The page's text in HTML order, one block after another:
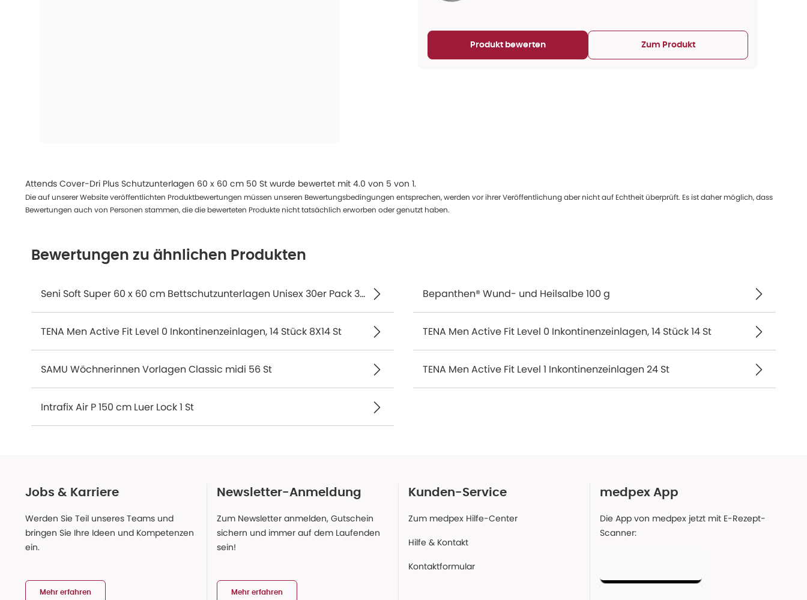
Aktualisieren...
Produkt bewerten Zum Produkt
Attends Cover-Dri Plus Schutzunterlagen 60 x 60 cm 50 St wurde bewertet mit 4.0 von 5 von 1.
Die auf unserer Website veröffentlichten Produktbewertungen müssen unseren Bewertungsbedingungen entsprechen, werden vor ihrer Veröffentlichung aber nicht auf Echtheit überprüft. Es ist daher möglich, dass
Bewertungen auch von Personen stammen, die die bewerteten Produkte nicht tatsächlich erworben oder genutzt haben.
Bewertungen zu ähnlichen Produkten
Seni Soft Super 60 x 60 cm Bettschutzunterlagen Unisex 30er Pack 30 St Bepanthen® Wund- und Heilsalbe 100 g
TENA Men Active Fit Level 0 Inkontinenzeinlagen, 14 Stück 8X14 St TENA Men Active Fit Level 0 Inkontinenzeinlagen, 14 Stück 14 St
SAMU Wöchnerinnen Vorlagen Classic midi 56 St TENA Men Active Fit Level 1 Inkontinenzeinlagen 24 St
Intrafix Air P 150 cm Luer Lock 1 St
Jobs & Karriere
Werden Sie Teil unseres Teams und
bringen Sie Ihre Ideen und Kompetenzen
ein.
Mehr erfahren
Newsletter-Anmeldung
Zum Newsletter anmelden, Gutschein
sichern und immer auf dem Laufenden
sein!
Mehr erfahren
Kunden-Service
Zum medpex Hilfe-Center
Hilfe & Kontakt
Kontaktformular
medpex App
Die App von medpex jetzt mit E-Rezept-
Scanner: